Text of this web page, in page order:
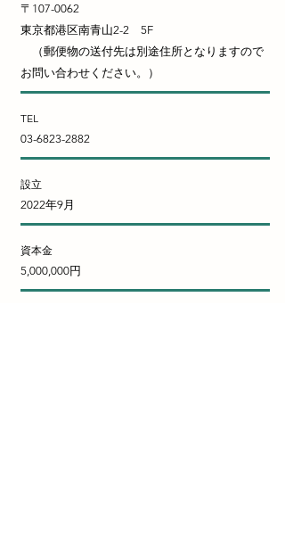
〒107-0062
​東京都港区南青山2-2 5F
（郵便物の送付先は別途住所となりますので
お問い合わせください。）
TEL
03-6823-2882
設立
2022年9月
資本金
5,000,000円